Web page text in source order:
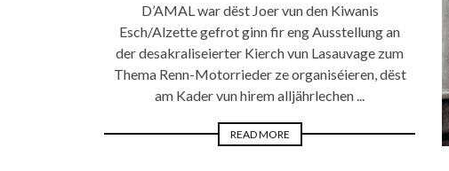
D’AMAL war dëst Joer vun den Kiwanis
Esch/Alzette gefrot ginn fir eng Ausstellung an
der desakraliseierter Kierch vun Lasauvage zum
Thema Renn-Motorrieder ze organiséieren, dëst
am Kader vun hirem alljährlechen ...
READ MORE